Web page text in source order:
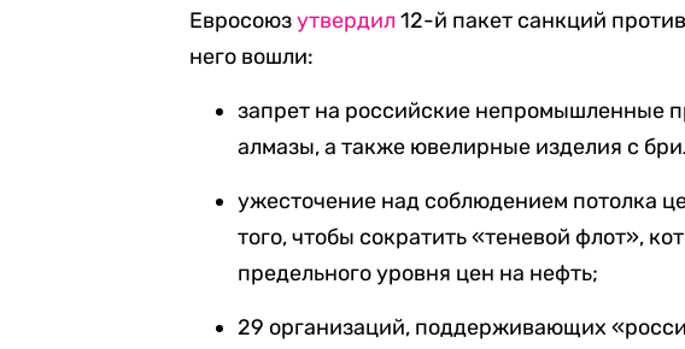
Евросоюзутвердил 12-й пакет санкций
него вошли:
запрет на российские непромышленные
алмазы, а также ювелирные изделия с
ужесточение над соблюдением потолка
того, чтобы сократить «теневой флот»,
предельного уровня цен на нефть;
29 организаций, поддерживающих